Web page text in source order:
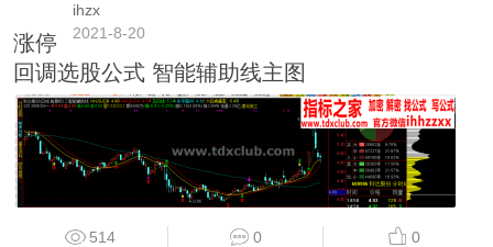
ihzx
2021-8-20
涨停
回调选股公式 智能辅助线主图
514 0 0